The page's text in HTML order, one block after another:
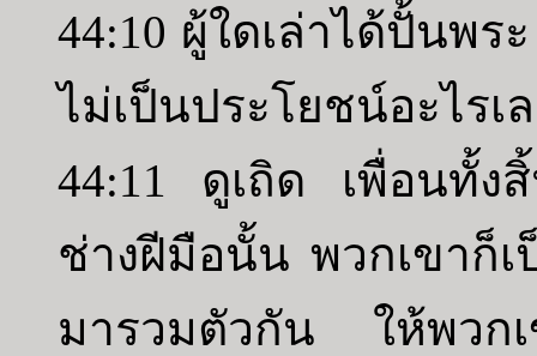
44:10 ผู้ใดเล่าได้ปั้นพ
ไม่เป็นประโยชน์อะไรเ
44:11 ดูเถิด เพื่อนทั้ง
ช่างฝีมือนั้น พวกเขาก็
มารวมตัวกัน ให้พวก